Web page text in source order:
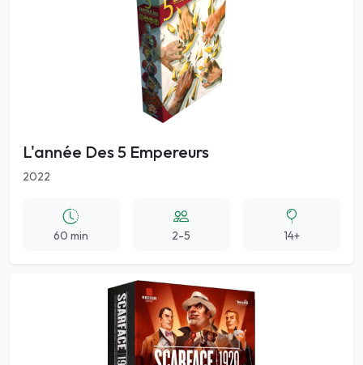
L'année Des 5 Empereurs
2022
60 min 2-5 14+